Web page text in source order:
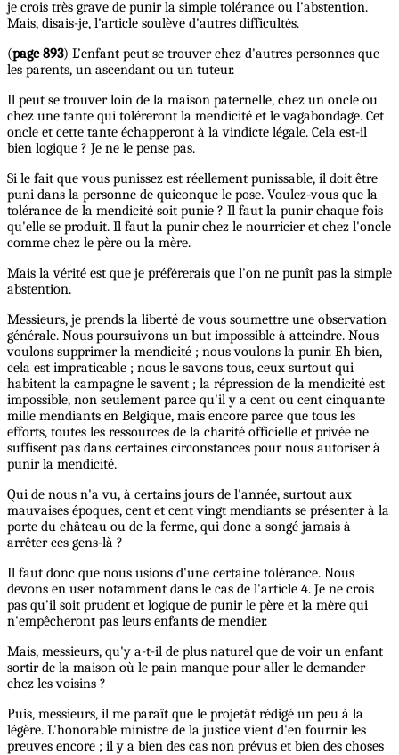
je crois très grave de punir la simple tolérance ou l'abstention.
Mais, disais-je, l'article soulève d'autres difficultés.
(page 893) L’enfant peut se trouver chez d'autres personnes que
les parents, un ascendant ou un tuteur.
Il peut se trouver loin de la maison paternelle, chez un oncle ou
chez une tante qui toléreront la mendicité et le vagabondage. Cet
oncle et cette tante échapperont à la vindicte légale. Cela est-il
bien logique ? Je ne le pense pas.
Si le fait que vous punissez est réellement punissable, il doit être
puni dans la personne de quiconque le pose. Voulez-vous que la
tolérance de la mendicité soit punie ? Il faut la punir chaque fois
qu'elle se produit. Il faut la punir chez le nourricier et chez l'oncle
comme chez le père ou la mère.
Mais la vérité est que je préférerais que l'on ne punît pas la simple
abstention.
Messieurs, je prends la liberté de vous soumettre une observation
générale. Nous poursuivons un but impossible à atteindre. Nous
voulons supprimer la mendicité ; nous voulons la punir. Eh bien,
cela est impraticable ; nous le savons tous, ceux surtout qui
habitent la campagne le savent ; la répression de la mendicité est
impossible, non seulement parce qu'il y a cent ou cent cinquante
mille mendiants en Belgique, mais encore parce que tous les
efforts, toutes les ressources de la charité officielle et privée ne
suffisent pas dans certaines circonstances pour nous autoriser à
punir la mendicité.
Qui de nous n'a vu, à certains jours de l'année, surtout aux
mauvaises époques, cent et cent vingt mendiants se présenter à la
porte du château ou de la ferme, qui donc a songé jamais à
arrêter ces gens-là ?
Il faut donc que nous usions d'une certaine tolérance. Nous
devons en user notamment dans le cas de l'article 4. Je ne crois
pas qu'il soit prudent et logique de punir le père et la mère qui
n'empêcheront pas leurs enfants de mendier.
Mais, messieurs, qu'y a-t-il de plus naturel que de voir un enfant
sortir de la maison où le pain manque pour aller le demander
chez les voisins ?
Puis, messieurs, il me paraît que le projetât rédigé un peu à la
légère. L'honorable ministre de la justice vient d'en fournir les
preuves encore ; il y a bien des cas non prévus et bien des choses